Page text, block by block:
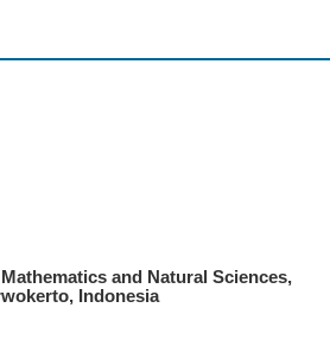
and Natural Sciences,
Indonesia